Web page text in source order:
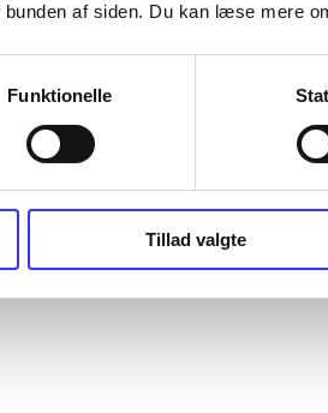
af siden. Du kan læse mere
Funktionelle
Tillad valgte